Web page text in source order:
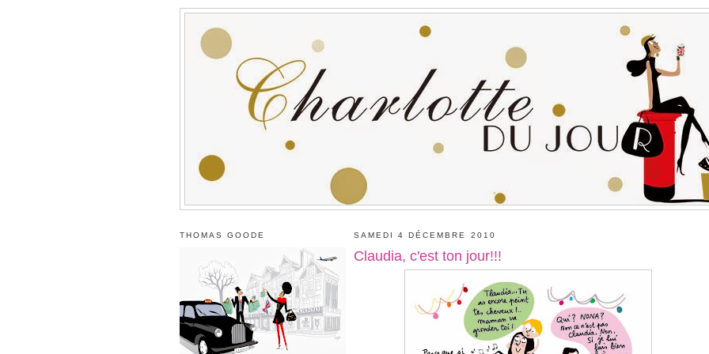
THOMAS GOODE SAMEDI 4 DÉCEMBRE 2010
Claudia, c'est ton jour!!!